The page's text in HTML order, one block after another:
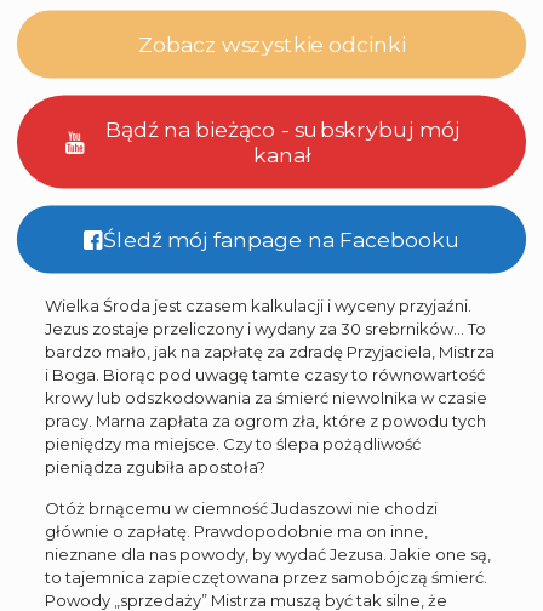
Zobacz wszystkie odcinki
Bądź na bieżąco - subskrybuj mój
kanał
Śledź mój fanpage na Facebooku
Wielka Środa jest czasem kalkulacji i wyceny przyjaźni.
Jezus zostaje przeliczony i wydany za 30 srebrników… To
bardzo mało, jak na zapłatę za zdradę Przyjaciela, Mistrza
i Boga. Biorąc pod uwagę tamte czasy to równowartość
krowy lub odszkodowania za śmierć niewolnika w czasie
pracy. Marna zapłata za ogrom zła, które z powodu tych
pieniędzy ma miejsce. Czy to ślepa pożądliwość
pieniądza zgubiła apostoła?
Otóż brnącemu w ciemność Judaszowi nie chodzi
głównie o zapłatę. Prawdopodobnie ma on inne,
nieznane dla nas powody, by wydać Jezusa. Jakie one są,
to tajemnica zapieczętowana przez samobójczą śmierć.
Powody „sprzedaży” Mistrza muszą być tak silne, że